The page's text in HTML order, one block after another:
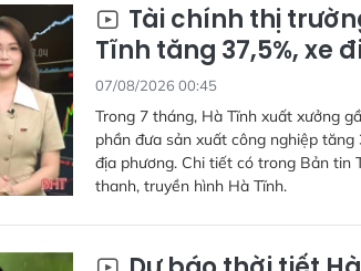
Tài chính thị
Tĩnh tăng 37,5%, xe
07/08/2026 00:45
Trong 7 tháng, Hà Tĩnh xuất xưởng
phần đưa sản xuất công nghiệp
địa phương. Chi tiết có trong Bản tin
thanh, truyền hình Hà Tĩnh.